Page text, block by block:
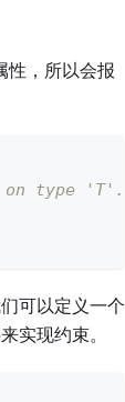
，所以会报
type 'T'.
可以定义一个
实现约束。